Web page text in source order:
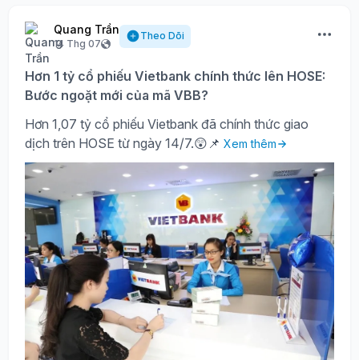
Quang Trần
14 Thg 07
Theo Dõi
Hơn 1 tỷ cổ phiếu Vietbank chính thức lên HOSE:
Bước ngoặt mới của mã VBB?
Hơn 1,07 tỷ cổ phiếu Vietbank đã chính thức giao
dịch trên HOSE từ ngày 14/7.😲📌 Xem thêm